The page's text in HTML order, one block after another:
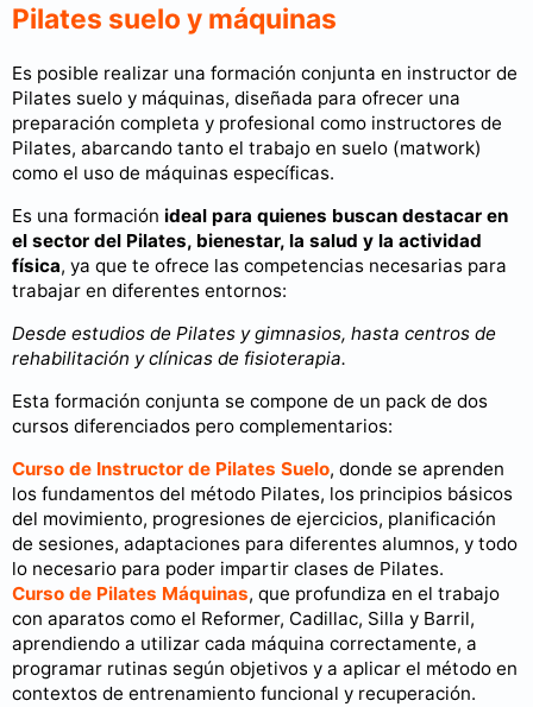
Pilates suelo y máquinas
Es posible realizar una formación conjunta en instructor de
Pilates suelo y máquinas, diseñada para ofrecer una
preparación completa y profesional como instructores de
Pilates, abarcando tanto el trabajo en suelo (matwork)
como el uso de máquinas específicas.
Es una formación ideal para quienes buscan destacar en
el sector del Pilates, bienestar, la salud y la actividad
física, ya que te ofrece las competencias necesarias para
trabajar en diferentes entornos:
Desde estudios de Pilates y gimnasios, hasta centros de
rehabilitación y clínicas de fisioterapia.
Esta formación conjunta se compone de un pack de dos
cursos diferenciados pero complementarios:
Curso de Instructor de Pilates Suelo, donde se aprenden
los fundamentos del método Pilates, los principios básicos
del movimiento, progresiones de ejercicios, planificación
de sesiones, adaptaciones para diferentes alumnos, y todo
lo necesario para poder impartir clases de Pilates.
Curso de Pilates Máquinas, que profundiza en el trabajo
con aparatos como el Reformer, Cadillac, Silla y Barril,
aprendiendo a utilizar cada máquina correctamente, a
programar rutinas según objetivos y a aplicar el método en
contextos de entrenamiento funcional y recuperación.